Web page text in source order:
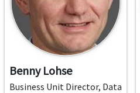
Benny Lohse
Business Unit Director, Data